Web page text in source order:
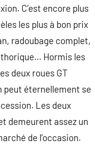
C’est encore plus
les plus à bon prix
radoubage complet,
Hormis les
deux roues GT
peut éternellement se
Les deux
demeurent assez un
de l’occasion.